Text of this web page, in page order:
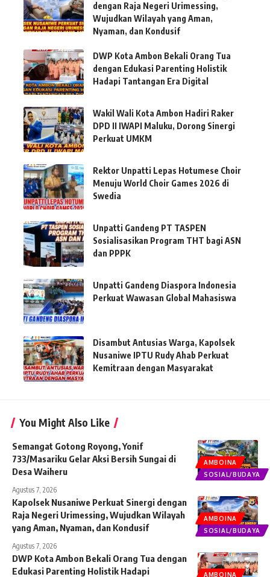
dengan Raja Negeri Urimessing,
Wujudkan Wilayah yang Aman,
Nyaman, dan Kondusif
DWP Kota Ambon Bekali Orang Tua
dengan Edukasi Parenting Holistik
Hadapi Tantangan Era Digital
Wakil Wali Kota Ambon Hadiri Raker
DPD II IWAPI Maluku, Dorong Sinergi
Perkuat UMKM
Rektor Unpatti Lepas Hotumese Choir
Menuju World Choir Games 2026 di
Swedia
Unpatti Gandeng PT TASPEN
Sosialisasikan Program THT bagi ASN
dan PPPK
Unpatti Gandeng Diaspora Indonesia
Perkuat Wawasan Global Mahasiswa
Disambut Antusias Warga, Kapolsek
Nusaniwe IPTU Rudy Ahab Perkuat
Kemitraan dengan Masyarakat
You Might Also Like
AMBOINA
SOSIAL/BUDAYA
Semangat Gotong Royong, Yonif
733/Masariku Gelar Aksi Bersih Sungai di
Desa Waiheru
Agustus 7, 2026
AMBOINA
SOSIAL/BUDAYA
Kapolsek Nusaniwe Perkuat Sinergi dengan
Raja Negeri Urimessing, Wujudkan Wilayah
yang Aman, Nyaman, dan Kondusif
Agustus 7, 2026
AMBOINA
DWP Kota Ambon Bekali Orang Tua dengan
Edukasi Parenting Holistik Hadapi